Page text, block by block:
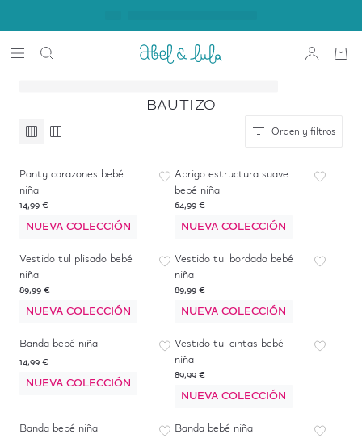
BAUTIZO
Orden y filtros
Panty corazones bebé
niña
14,99 €
NUEVA COLECCIÓN
Abrigo estructura suave
bebé niña
64,99 €
NUEVA COLECCIÓN
Vestido tul plisado bebé
niña
89,99 €
NUEVA COLECCIÓN
Vestido tul bordado bebé
niña
89,99 €
NUEVA COLECCIÓN
Banda bebé niña
14,99 €
NUEVA COLECCIÓN
Vestido tul cintas bebé
niña
89,99 €
NUEVA COLECCIÓN
Banda bebé niña Banda bebé niña